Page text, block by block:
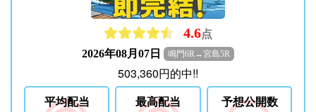
4.6点
2026年08月07日 鳴門6R→宮島5R
503,360円的中!!
平均配当 最高配当 予想公開数